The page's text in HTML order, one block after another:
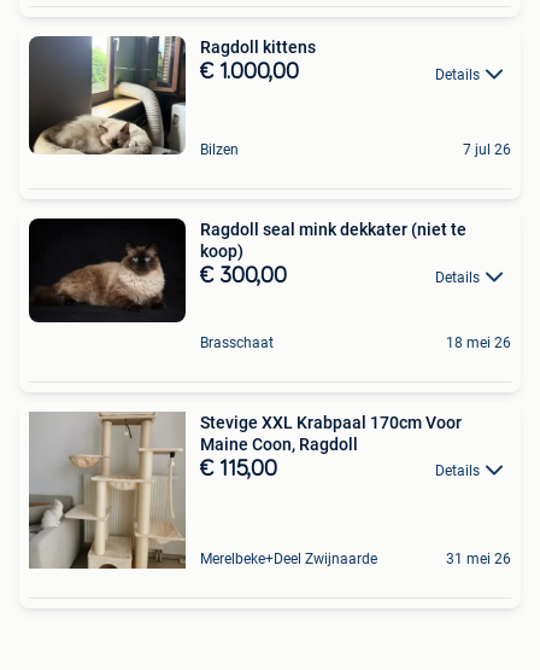
Ragdoll kittens
€ 1.000,00 Details
Bilzen 7 jul 26
Ragdoll seal mink dekkater (niet te
koop)
€ 300,00 Details
Brasschaat 18 mei 26
Stevige XXL Krabpaal 170cm Voor
Maine Coon, Ragdoll
€ 115,00 Details
Merelbeke+Deel Zwijnaarde 31 mei 26